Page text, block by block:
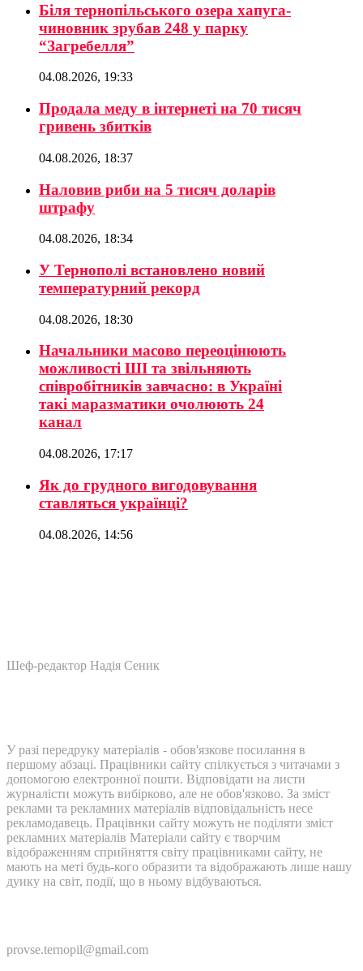
Біля тернопільського озера хапуга-
чиновник зрубав 248 у парку
“Загребелля”
04.08.2026, 19:33
Продала меду в інтернеті на 70 тисяч
гривень збитків
04.08.2026, 18:37
Наловив риби на 5 тисяч доларів
штрафу
04.08.2026, 18:34
У Тернополі встановлено новий
температурний рекорд
04.08.2026, 18:30
Начальники масово переоцінюють
можливості ШІ та звільняють
співробітників завчасно: в Україні
такі маразматики очолюють 24
канал
04.08.2026, 17:17
Як до грудного вигодовування
ставляться українці?
04.08.2026, 14:56
Шеф-редактор Надія Сеник
У разі передруку матеріалів - обов'язкове посилання в
першому абзаці. Працівники сайту спілкується з читачами з
допомогою електронної пошти. Відповідати на листи
журналісти можуть вибірково, але не обов'язково. За зміст
реклами та рекламних матеріалів відповідальність несе
рекламодавець. Працівнки сайту можуть не поділяти зміст
рекламних матеріалів Матеріали сайту є творчим
відображенням сприйняття світу працівниками сайту, не
мають на меті будь-кого образити та відображають лише нашу
дуику на світ, події, що в ньому відбуваються.
provse.ternopil@gmail.com